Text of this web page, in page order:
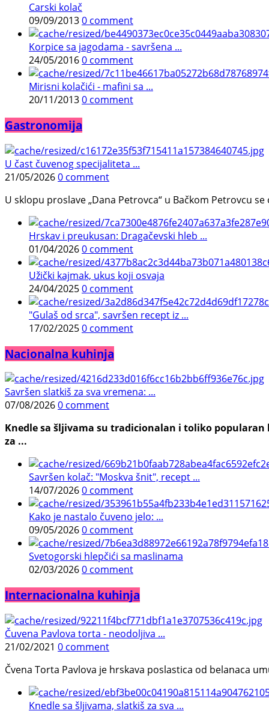
Carski kolač
09/09/20130 comment
Korpice sa jagodama - savršena ...
24/05/20160 comment
Mirisni kolačići - mafini sa ...
20/11/20130 comment
Gastronomija
U čast čuvenog specijaliteta ...
21/05/20260 comment
U sklopu proslave „Dana Petrovca“ u Bačkom Petrovcu
Hrskav i preukusan: Dragačevski hleb ...
01/04/20260 comment
Užički kajmak, ukus koji osvaja
24/04/20250 comment
"Gulaš od srca", savršen recept iz ...
17/02/20250 comment
Nacionalna kuhinja
Savršen slatkiš za sva vremena: ...
07/08/20260 comment
Knedle sa šljivama su tradicionalan i toliko popularan
za ...
Savršen kolač: "Moskva šnit", recept ...
14/07/20260 comment
Kako je nastalo čuveno jelo: ...
09/05/20260 comment
Svetogorski hlepčići sa maslinama
02/03/20260 comment
Internacionalna kuhinja
Čuvena Pavlova torta - neodoljiva ...
21/02/2021 0 comment
Čvena Torta Pavlova je hrskava poslastica od belanaca
Knedle sa šljivama, slatkiš za sva ...